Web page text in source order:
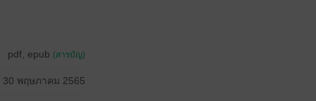
pdf, epub (สารบัญ)
30 พฤษภาคม 2565